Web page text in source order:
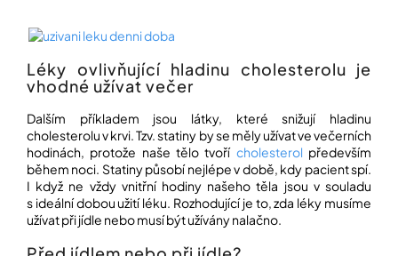
DĚJE
VAŠE
SLOVA,
NAŠE
INSPIRACE
ZÁBAVA,
KTERÁ
POSÍLÍ
PAMĚŤ
KONCENTRACI
Léky ovlivňující hladinu cholesterolu je
vhodné užívat večer
Dalším příkladem jsou látky, které snižují hladinu
cholesterolu v krvi. Tzv. statiny by se měly užívat ve večerních
hodinách, protože naše tělo tvoří cholesterolpředevším
během noci. Statiny působí nejlépe v době, kdy pacient spí.
I když ne vždy vnitřní hodiny našeho těla jsou v souladu
s ideální dobou užití léku. Rozhodující je to, zda léky musíme
užívat při jídle nebo musí být užívány nalačno.
D
o
p
o
u
č